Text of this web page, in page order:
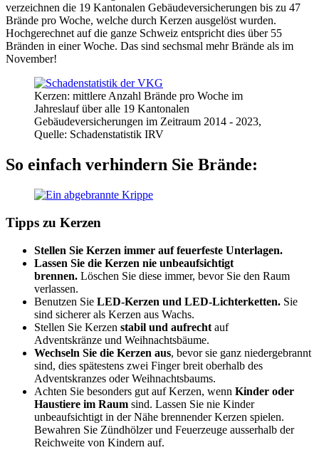
verzeichnen die 19 Kantonalen Gebäudeversicherungen bis zu 47
Brände pro Woche, welche durch Kerzen ausgelöst wurden.
Hochgerechnet auf die ganze Schweiz entspricht dies über 55
Bränden in einer Woche. Das sind sechsmal mehr Brände als im
November!
Kerzen: mittlere Anzahl Brände pro Woche im
Jahreslauf über alle 19 Kantonalen
Gebäudeversicherungen im Zeitraum 2014 - 2023,
Quelle: Schadenstatistik IRV
So einfach verhindern Sie Brände:
Tipps zu Kerzen
Stellen Sie Kerzen immer auf feuerfeste Unterlagen.
Lassen Sie die Kerzen nie unbeaufsichtigt
brennen. Löschen Sie diese immer, bevor Sie den Raum
verlassen.
Benutzen Sie LED-Kerzen und LED-Lichterketten. Sie
sind sicherer als Kerzen aus Wachs.
Stellen Sie Kerzen stabil und aufrecht auf
Adventskränze und Weihnachtsbäume.
Wechseln Sie die Kerzen aus, bevor sie ganz niedergebrannt
sind, dies spätestens zwei Finger breit oberhalb des
Adventskranzes oder Weihnachtsbaums.
Achten Sie besonders gut auf Kerzen, wenn Kinder oder
Haustiere im Raum sind. Lassen Sie nie Kinder
unbeaufsichtigt in der Nähe brennender Kerzen spielen.
Bewahren Sie Zündhölzer und Feuerzeuge ausserhalb der
Reichweite von Kindern auf.